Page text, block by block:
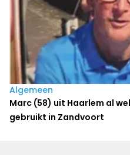
Algemeen
Marc (58) uit Haarlem al
gebruikt in Zandvoort